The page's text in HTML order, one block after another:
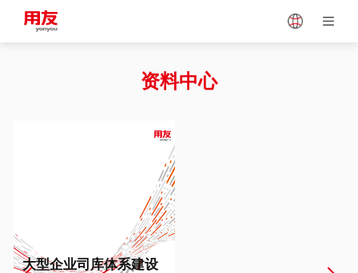
Vietnam
Europe
资料中心
大型企业司库体系建设